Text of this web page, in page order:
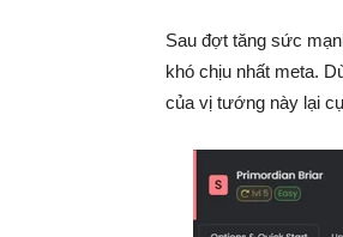
Sau đợt tăng sức
khó chịu nhất meta.
của vị tướng này lại